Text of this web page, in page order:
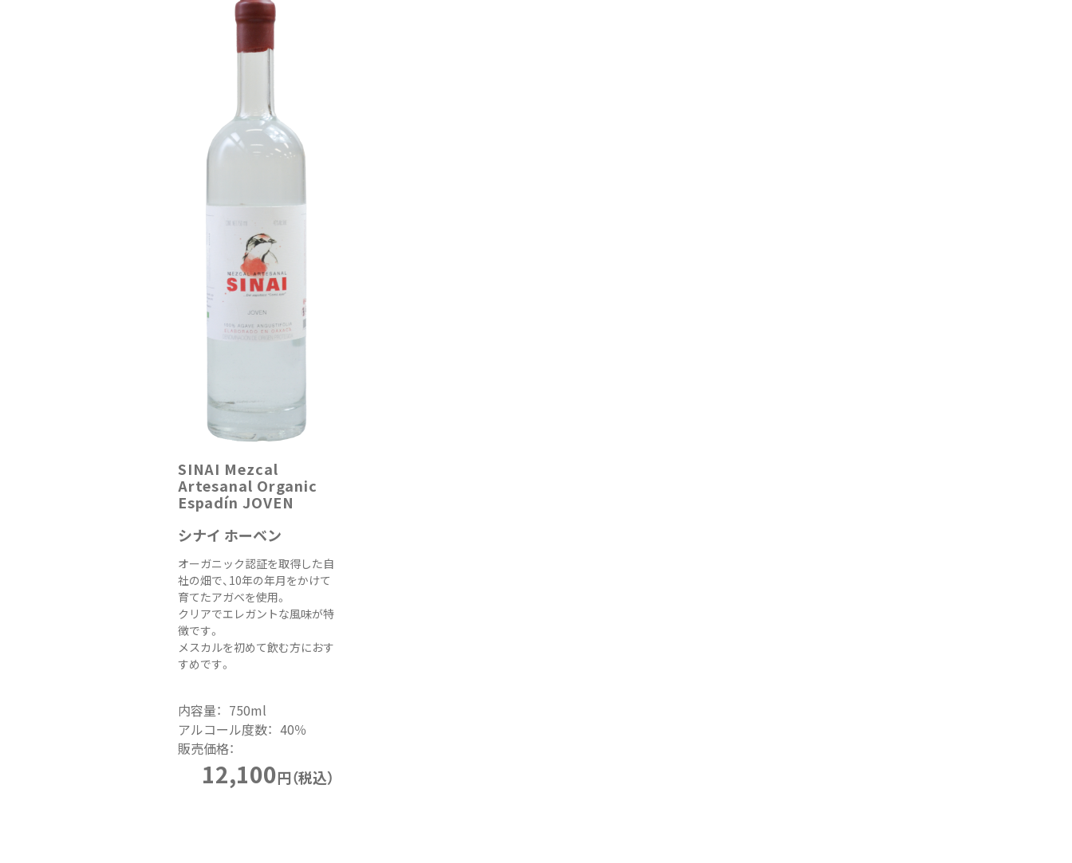
SINAI Mezcal
Artesanal Organic
Espadín JOVEN
シナイ ホーベン
オーガニック認証を取得した自
社の畑で、10年の年月をかけて
育てたアガベを使用。
クリアでエレガントな風味が特
徴です。
メスカルを初めて飲む方におす
すめです。
内容量： 750ml
アルコール度数： 40％
販売価格：
12,100円（税込）